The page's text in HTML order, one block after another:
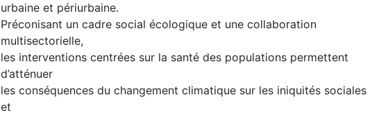
urbaine et périurbaine.
Préconisant un cadre social écologique et une collaboration
multisectorielle,
les interventions centrées sur la santé des populations permettent
d’atténuer
les conséquences du changement climatique sur les iniquités sociales
et